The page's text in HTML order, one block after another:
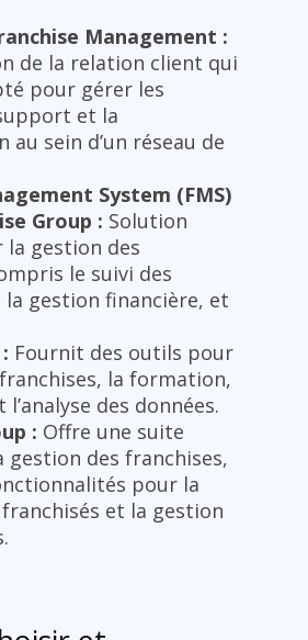
Management :
de la relation client qui
pour gérer les
et la
sein d’un réseau de
System (FMS)
Group : Solution
gestion des
le suivi des
gestion financière, et
Fournit des outils pour
la formation,
des données.
: Offre une suite
gestion des franchises,
pour la
et la gestion